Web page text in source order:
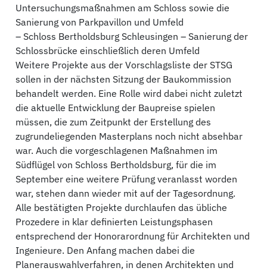
Untersuchungsmaßnahmen am Schloss sowie die
Sanierung von Parkpavillon und Umfeld
– Schloss Bertholdsburg Schleusingen – Sanierung der
Schlossbrücke einschließlich deren Umfeld
Weitere Projekte aus der Vorschlagsliste der STSG
sollen in der nächsten Sitzung der Baukommission
behandelt werden. Eine Rolle wird dabei nicht zuletzt
die aktuelle Entwicklung der Baupreise spielen
müssen, die zum Zeitpunkt der Erstellung des
zugrundeliegenden Masterplans noch nicht absehbar
war. Auch die vorgeschlagenen Maßnahmen im
Südflügel von Schloss Bertholdsburg, für die im
September eine weitere Prüfung veranlasst worden
war, stehen dann wieder mit auf der Tagesordnung.
Alle bestätigten Projekte durchlaufen das übliche
Prozedere in klar definierten Leistungsphasen
entsprechend der Honorarordnung für Architekten und
Ingenieure. Den Anfang machen dabei die
Planerauswahlverfahren, in denen Architekten und